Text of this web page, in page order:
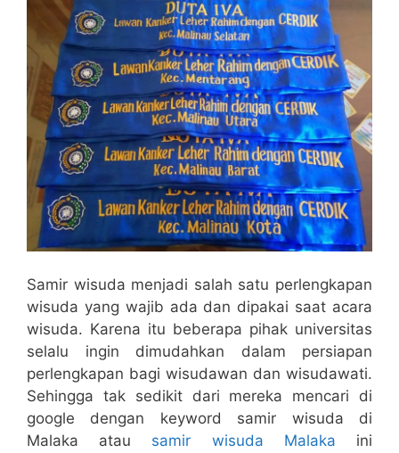
Samir wisuda menjadi salah satu perlengkapan
wisuda yang wajib ada dan dipakai saat acara
wisuda. Karena itu beberapa pihak universitas
selalu ingin dimudahkan dalam persiapan
perlengkapan bagi wisudawan dan wisudawati.
Sehingga tak sedikit dari mereka mencari di
google dengan keyword samir wisuda di
Malaka atau samir wisuda Malaka ini